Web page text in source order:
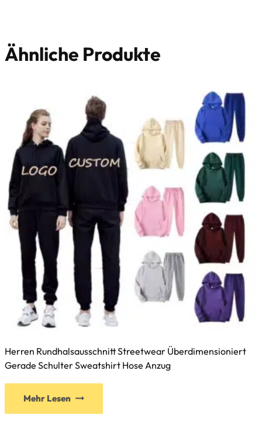
Ähnliche Produkte
Herren Rundhalsausschnitt Streetwear Überdimensioniert
Gerade Schulter Sweatshirt Hose Anzug
Mehr Lesen